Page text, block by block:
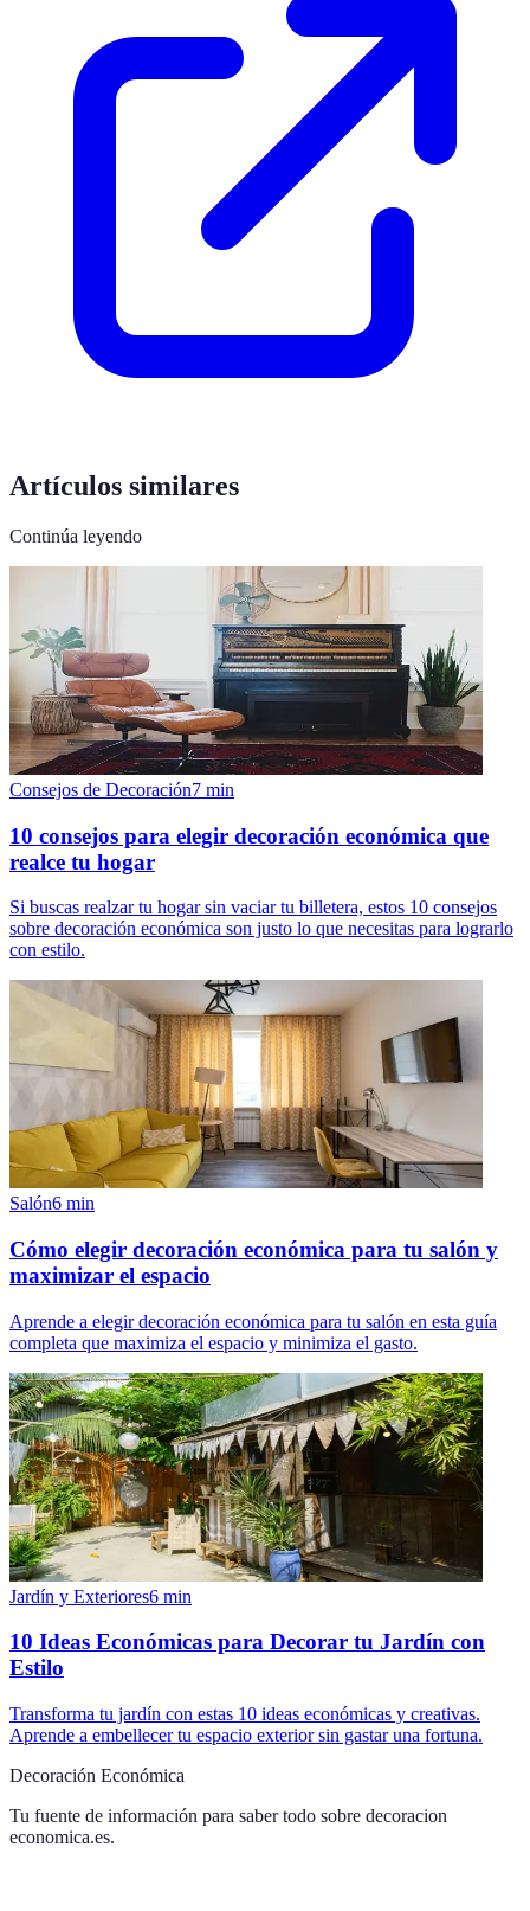
Artículos similares
Continúa leyendo
Consejos de Decoración7 min
10 consejos para elegir decoración económica que
realce tu hogar
Si buscas realzar tu hogar sin vaciar tu billetera, estos 10 consejos
sobre decoración económica son justo lo que necesitas para lograrlo
con estilo.
Salón6 min
Cómo elegir decoración económica para tu salón y
maximizar el espacio
Aprende a elegir decoración económica para tu salón en esta guía
completa que maximiza el espacio y minimiza el gasto.
Jardín y Exteriores6 min
10 Ideas Económicas para Decorar tu Jardín con
Estilo
Transforma tu jardín con estas 10 ideas económicas y creativas.
Aprende a embellecer tu espacio exterior sin gastar una fortuna.
Decoración Económica
Tu fuente de información para saber todo sobre decoracion
economica.es.